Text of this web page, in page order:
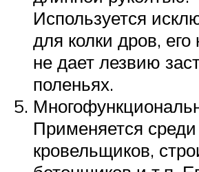
Используется
для колки дров, его
не дает лезвию
поленьях.
Применяется среди
кровельщиков,